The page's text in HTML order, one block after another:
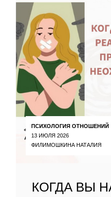
ПСИХОЛОГИЯ ОТНОШЕНИЙ
13 ИЮЛЯ 2026
ФИЛИМОШКИНА НАТАЛИЯ
КОГДА ВЫ